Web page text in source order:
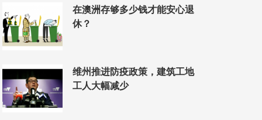
在澳洲存够多少钱才能安心退
休？
维州推进防疫政策，建筑工地
工人大幅减少